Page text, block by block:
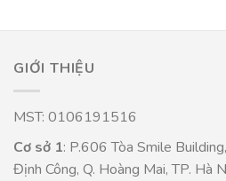
GIỚI THIỆU
MST: 0106191516
Cơ sở 1: P.606 Tòa Smile
Định Công, Q. Hoàng Mai, TP. Hà